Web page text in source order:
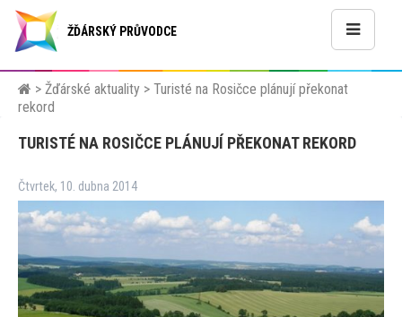
ŽĎÁRSKÝ PRŮVODCE
> Žďárské aktuality > Turisté na Rosičce plánují překonat
rekord
TURISTÉ NA ROSIČCE PLÁNUJÍ PŘEKONAT REKORD
Čtvrtek, 10. dubna 2014